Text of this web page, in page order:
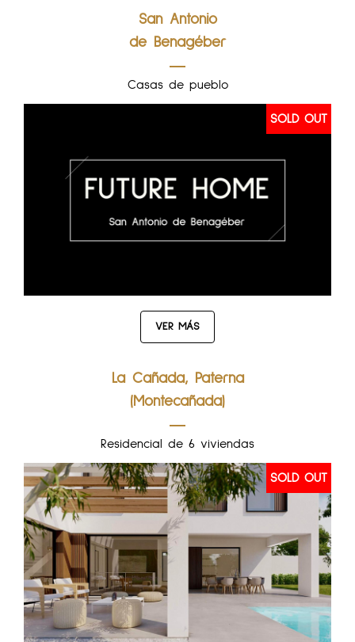
San Antonio
de Benagéber
Casas de pueblo
SOLD OUT
VER MÁS
La Cañada, Paterna
(Montecañada)
Residencial de 6 viviendas
SOLD OUT